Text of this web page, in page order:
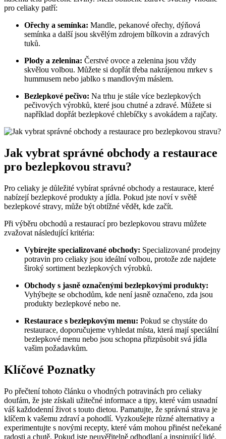
pro celiaky patří:
Ořechy a semínka: Mandle, pekanové ořechy, dýňová
semínka a další jsou skvělým zdrojem bílkovin a zdravých
tuků.
Plody a zelenina: Čerstvé ovoce a zelenina jsou vždy
skvělou volbou. Můžete si dopřát třeba nakrájenou mrkev s
hummusem nebo jablko s mandlovým máslem.
Bezlepkové pečivo: Na trhu je stále více bezlepkových
pečivových výrobků, které jsou chutné a zdravé. Můžete si
například dopřát bezlepkové chlebíčky s avokádem a rajčaty.
Jak vybrat správné obchody a restaurace
pro bezlepkovou stravu?
Pro celiaky je důležité vybírat správné obchody a restaurace, které
nabízejí bezlepkové produkty a jídla. Pokud jste noví v světě
bezlepkové stravy, může být obtížné vědět, kde začít.
Při výběru obchodů a restaurací pro bezlepkovou stravu můžete
zvažovat následující kritéria:
Vybírejte specializované obchody: Specializované prodejny
potravin pro celiaky jsou ideální volbou, protože zde najdete
široký sortiment bezlepkových výrobků.
Obchody s jasně označenými bezlepkovými produkty:
Vyhýbejte se obchodům, kde není jasně označeno, zda jsou
produkty bezlepkové nebo ne.
Restaurace s bezlepkovým menu: Pokud se chystáte do
restaurace, doporučujeme vyhledat místa, která mají speciální
bezlepkové menu nebo jsou schopna přizpůsobit svá jídla
vašim požadavkům.
Klíčové Poznatky
Po přečtení tohoto článku o vhodných potravinách pro celiaky
doufám, že jste získali užitečné informace a tipy, které vám usnadní
váš každodenní život s touto dietou. Pamatujte, že správná strava je
klíčem k vašemu zdraví a pohodlí. Vyzkoušejte různé alternativy a
experimentujte s novými recepty, které vám mohou přinést nečekané
radosti a chutě. Pokud jste neuvěřitelně odhodlaní a inspirující lidé,